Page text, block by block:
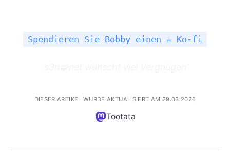
Spendieren Sie Bobby einen ☕ Ko-fi
DIESER ARTIKEL WURDE AKTUALISIERT AM 29.03.2026
Tootata